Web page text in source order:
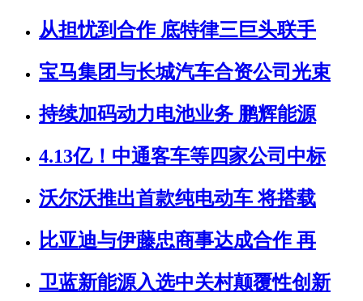
从担忧到合作 底特律三巨头联手
宝马集团与长城汽车合资公司光束
持续加码动力电池业务 鹏辉能源
4.13亿！中通客车等四家公司中标
沃尔沃推出首款纯电动车 将搭载
比亚迪与伊藤忠商事达成合作 再
卫蓝新能源入选中关村颠覆性创新